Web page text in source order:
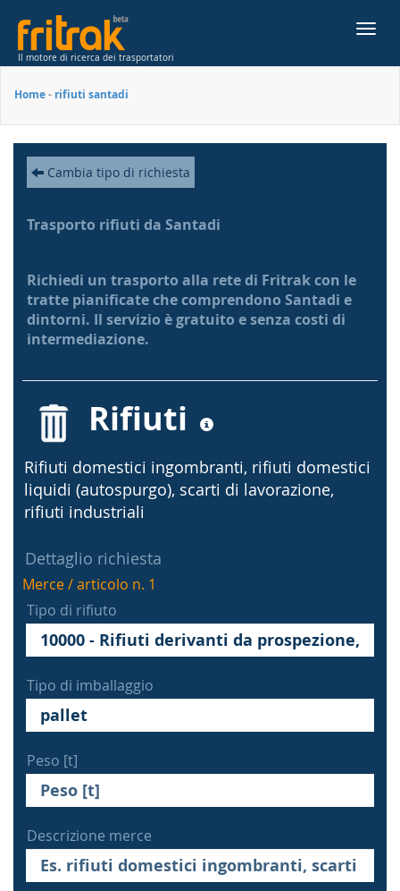
Il motore di ricerca dei trasportatori
Home- rifiuti santadi
Cambia tipo di richiesta
Trasporto rifiuti da Santadi
Richiedi un trasporto alla rete di Fritrak con le
tratte pianificate che comprendono Santadi e
dintorni. Il servizio è gratuito e senza costi di
intermediazione.
Rifiuti
Rifiuti domestici ingombranti, rifiuti domestici
liquidi (autospurgo), scarti di lavorazione,
rifiuti industriali
Dettaglio richiesta
Merce / articolo n. 1
Tipo di rifiuto
Tipo di imballaggio
Peso [t]
Descrizione merce